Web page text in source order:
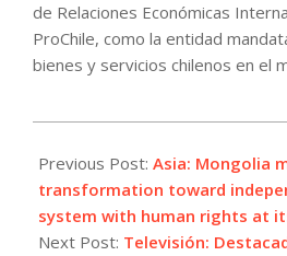
de Relaciones Económicas
ProChile, como la entidad
bienes y servicios chilenos en el
11-
15
Previous Post: Asia: Mongolia
transformation toward
system with human rights at
Next Post: Televisión: